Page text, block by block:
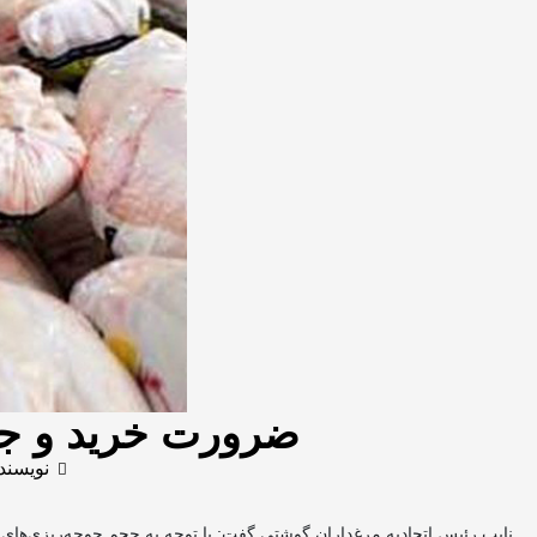
ضرورت خرید و جمع‌آوری روزانه ۲